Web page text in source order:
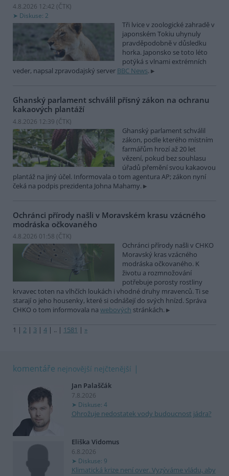
4.8.2026 12:42 (ČTK)
Diskuse: 2
Tři lvice v zoologické zahradě v
japonském Tokiu uhynuly
pravděpodobně v důsledku
horka. Japonsko se toto léto
potýká s vlnami extrémních
veder, napsal zpravodajský server BBC News.
Ghanský parlament schválil přísný zákon na ochranu
kakaových plantáží
4.8.2026 12:39 (ČTK)
Ghanský parlament schválil
zákon, podle kterého místním
farmářům hrozí až 20 let
vězení, pokud bez souhlasu
úřadů přemění svou kakaovou
plantáž na jiný účel. Informovala o tom agentura AP; zákon nyní
čeká na podpis prezidenta Johna Mahamy.
Ochránci přírody našli v Moravském krasu vzácného
modráska očkovaného
4.8.2026 01:58 (ČTK)
Ochránci přírody našli v CHKO
Moravský kras vzácného
modráska očkovaného. K
životu a rozmnožování
potřebuje porosty rostliny
krvavec toten na vlhčích loukách i vhodné druhy mravenců. Ti se
starají o jeho housenky, které si odnášejí do svých hnízd. Správa
CHKO o tom informovala na webových stránkách.
1 | 2 | 3 | 4 | .. | 1581 | »
komentáře nejnovější nejčtenější
Jan Palaščák
7.8.2026
Diskuse: 4
Ohrožuje nedostatek vody budoucnost jádra?
Eliška Vidomus
6.8.2026
Diskuse: 9
Klimatická krize není over. Vyzýváme vládu, aby